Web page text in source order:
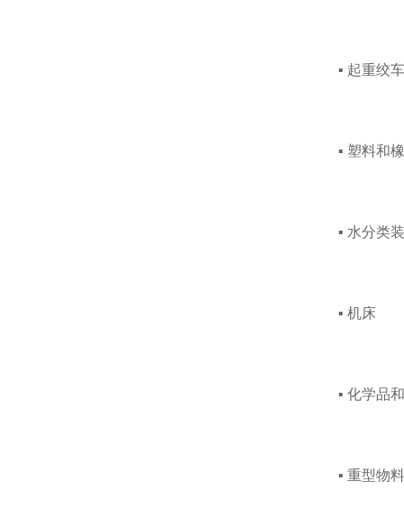
▪ 起重绞车
▪ 塑料和
▪ 水分类
▪ 机床
▪ 化学品
▪ 重型物